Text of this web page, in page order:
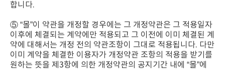
합니다.
⑤ “몰”이 약관을 개정할 경우에는 그 개정약관은 그 적용일자
이후에 체결되는 계약에만 적용되고 그 이전에 이미 체결된 계
약에 대해서는 개정 전의 약관조항이 그대로 적용됩니다. 다만
이미 계약을 체결한 이용자가 개정약관 조항의 적용을 받기를
원하는 뜻을 제3항에 의한 개정약관의 공지기간 내에 “몰”에